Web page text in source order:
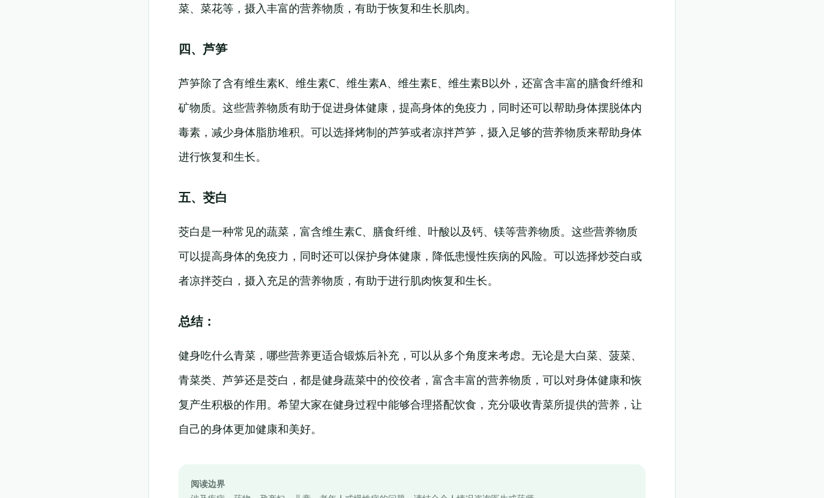
菜、菜花等，摄入丰富的营养物质，有助于恢复和生长肌肉。
四、芦笋
芦笋除了含有维生素K、维生素C、维生素A、维生素E、维生素B以外，还富含丰富的膳食纤维和
矿物质。这些营养物质有助于促进身体健康，提高身体的免疫力，同时还可以帮助身体摆脱体内
毒素，减少身体脂肪堆积。可以选择烤制的芦笋或者凉拌芦笋，摄入足够的营养物质来帮助身体
进行恢复和生长。
五、茭白
茭白是一种常见的蔬菜，富含维生素C、膳食纤维、叶酸以及钙、镁等营养物质。这些营养物质
可以提高身体的免疫力，同时还可以保护身体健康，降低患慢性疾病的风险。可以选择炒茭白或
者凉拌茭白，摄入充足的营养物质，有助于进行肌肉恢复和生长。
总结：
健身吃什么青菜，哪些营养更适合锻炼后补充，可以从多个角度来考虑。无论是大白菜、菠菜、
青菜类、芦笋还是茭白，都是健身蔬菜中的佼佼者，富含丰富的营养物质，可以对身体健康和恢
复产生积极的作用。希望大家在健身过程中能够合理搭配饮食，充分吸收青菜所提供的营养，让
自己的身体更加健康和美好。
阅读边界